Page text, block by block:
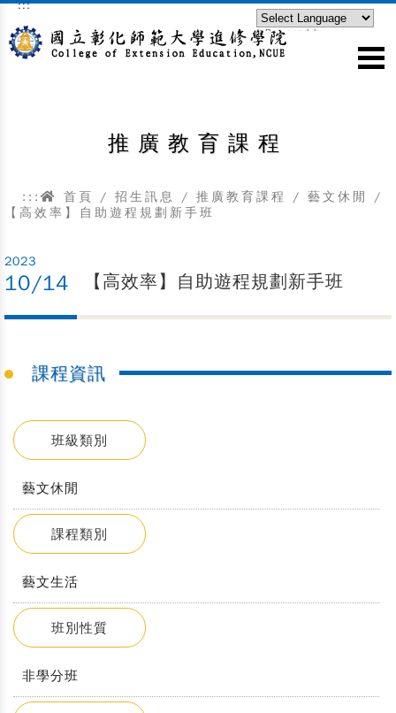
跳到主要內容區塊
:::
Powered by
推廣教育課程
::: 首頁 / 招生訊息 / 推廣教育課程 / 藝文休閒
/
【高效率】自助遊程規劃新手班
2023
10/14 【高效率】自助遊程規劃新手班
課程資訊
班級類別
藝文休閒
課程類別
藝文生活
班別性質
非學分班